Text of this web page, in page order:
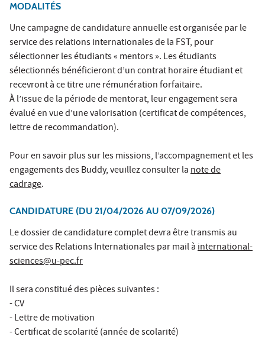
MODALITÉS
Une campagne de candidature annuelle est organisée par le
service des relations internationales de la FST, pour
sélectionner les étudiants « mentors ». Les étudiants
sélectionnés bénéficieront d’un contrat horaire étudiant et
recevront à ce titre une rémunération forfaitaire.
À l’issue de la période de mentorat, leur engagement sera
évalué en vue d’une valorisation (certificat de compétences,
lettre de recommandation).
Pour en savoir plus sur les missions, l’accompagnement et les
engagements des Buddy, veuillez consulter lanote de
cadrage.
CANDIDATURE (DU 21/04/2026 AU 07/09/2026)
Le dossier de candidature complet devra être transmis au
service des Relations Internationales par mail àinternational-
sciences@u-pec.fr
Il sera constitué des pièces suivantes :
- CV
- Lettre de motivation
- Certificat de scolarité (année de scolarité)